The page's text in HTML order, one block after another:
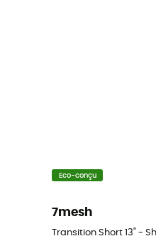
Eco-conçu
7mesh
Transition Short 13" -